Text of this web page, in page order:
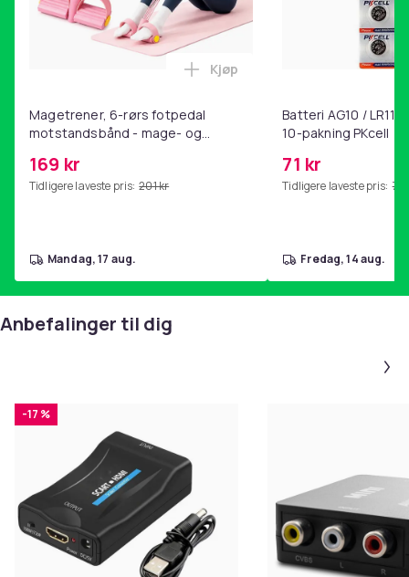
Magetrener, 6-rørs fotpedal
motstandsbånd - mage- og
hjemmegymnastikk Pink
169 kr
Tidligere laveste pris: 201 kr
Legg Magetrener, 6-rørs
Kjøp
mandag, 17 aug.
Batteri AG10 /
10-pakning PKcell
71 kr
Tidligere laveste pris: 76
fredag, 14 aug.
Anbefalinger til dig
-17 %